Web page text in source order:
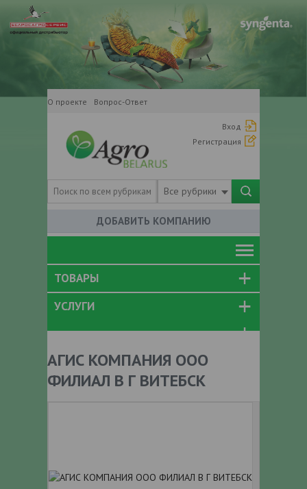
О проекте Вопрос-Ответ
Вход
Регистрация
Все рубрики
ДОБАВИТЬ КОМПАНИЮ
ТОВАРЫ
УСЛУГИ
АГИС КОМПАНИЯ ООО
ФИЛИАЛ В Г ВИТЕБСК